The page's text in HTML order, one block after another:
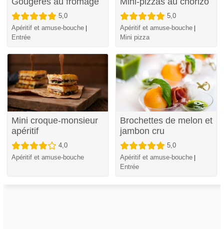
5,0
Apéritif et amuse-bouche
Entrée
5,0
Apéritif et amuse-bouche
Mini pizza
Mini croque-monsieur
apéritif
4,0
Apéritif et amuse-bouche
Brochettes de melon et
jambon cru
5,0
Apéritif et amuse-bouche
Entrée